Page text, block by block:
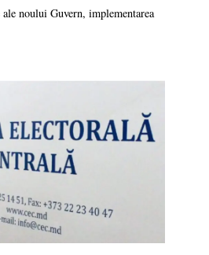
noului Guvern, implementarea